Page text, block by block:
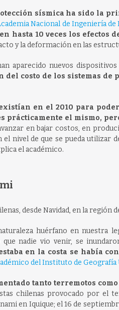
sísmica ha sido la
Nacional de Ingeniería
hasta 10 veces los efectos
y la deformación en las
aparecido nuevos
del costo de los sistemas
en el 2010 para
prácticamente el mismo,
en bajar costos, en
nivel de que se pueda utilizar
el académico.
desde Navidad, en la región
huérfano en nuestra
nadie vio venir, se
en la costa se había
del Instituto de Geografía
tanto terremotos
chilenas provocado por el
en Iquique; el 16 de